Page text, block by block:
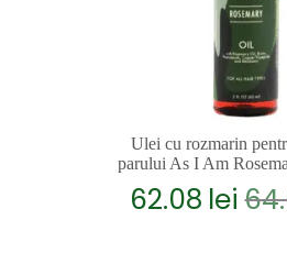
Ulei cu rozmarin
parului As I Am
Prețul
62.08 lei Prețul